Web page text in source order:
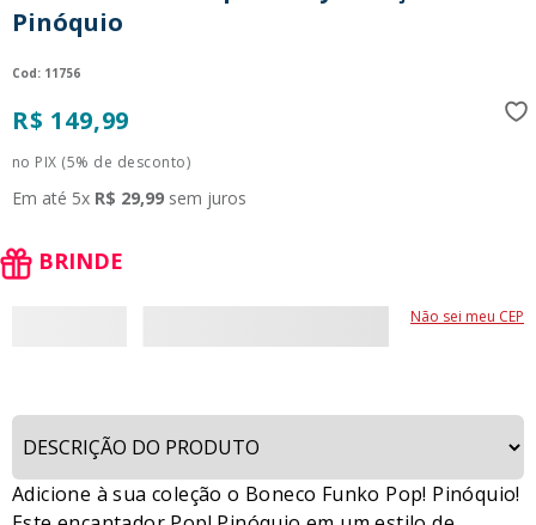
Pinóquio
: 11756
R$ 149,99
no PIX (5% de desconto)
Em até 5x R$ 29,99 sem juros
BRINDE
Não sei meu CEP
Adicione à sua coleção o Boneco Funko Pop! Pinóquio!